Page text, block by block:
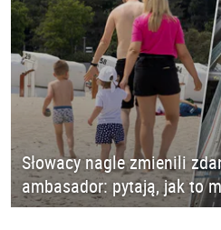
Słowacy nagle zmienili
ambasador: pytają, jak to